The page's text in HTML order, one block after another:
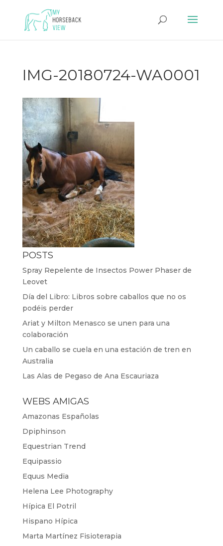
IMG-20180724-WA0001
POSTS
Spray Repelente de Insectos Power Phaser de
Leovet
Día del Libro: Libros sobre caballos que no os
podéis perder
Ariat y Milton Menasco se unen para una
colaboración
Un caballo se cuela en una estación de tren en
Australia
Las Alas de Pegaso de Ana Escauriaza
WEBS AMIGAS
Amazonas Españolas
Dpiphinson
Equestrian Trend
Equipassio
Equus Media
Helena Lee Photography
Hípica El Potril
Hispano Hípica
Marta Martínez Fisioterapia